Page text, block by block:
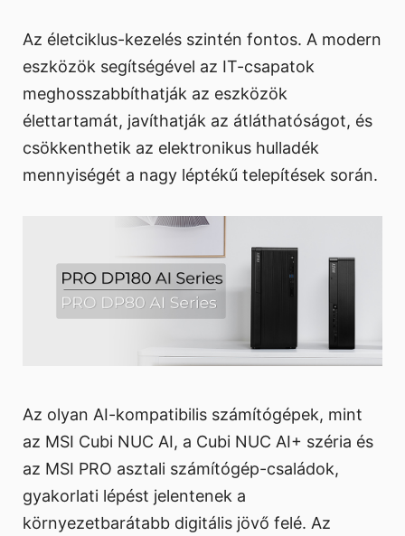
Az életciklus-kezelés szintén fontos. A modern
eszközök segítségével az IT-csapatok
meghosszabbíthatják az eszközök
élettartamát, javíthatják az átláthatóságot, és
csökkenthetik az elektronikus hulladék
mennyiségét a nagy léptékű telepítések során.
Az olyan AI-kompatibilis számítógépek, mint
az MSI Cubi NUC AI, a Cubi NUC AI+ széria és
az MSI PRO asztali számítógép-családok,
gyakorlati lépést jelentenek a
környezetbarátabb digitális jövő felé. Az